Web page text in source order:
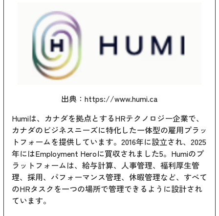
出典： https://www.humi.ca
Humiは、カナダを拠点とするHRテクノロジー企業で、
カナダのビジネスニーズに特化した一体型の雇用プラッ
トフォームを提供しています。2016年に設立され、2025
年にはEmployment Heroに買収されました5。Humiのプ
ラットフォームは、給与計算、人事管理、福利厚生管
理、採用、パフォーマンス管理、休暇管理など、すべて
のHRタスクを一つの場所で管理できるように設計され
ています。